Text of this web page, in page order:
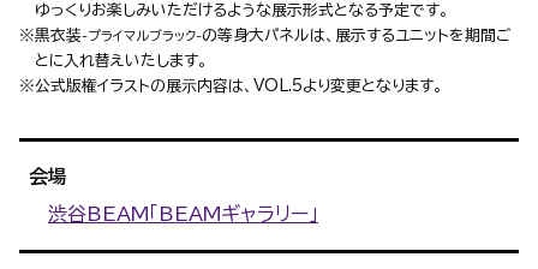
ゆっくりお楽しみいただけるような展示形式となる予定です。
※黒衣装-プライマルブラック-の等身大パネルは、展示するユニットを期間ご
とに入れ替えいたします。
※公式版権イラストの展⽰内容は、VOL.5より変更となります。
会場
渋谷BEAM「BEAMギャラリー」